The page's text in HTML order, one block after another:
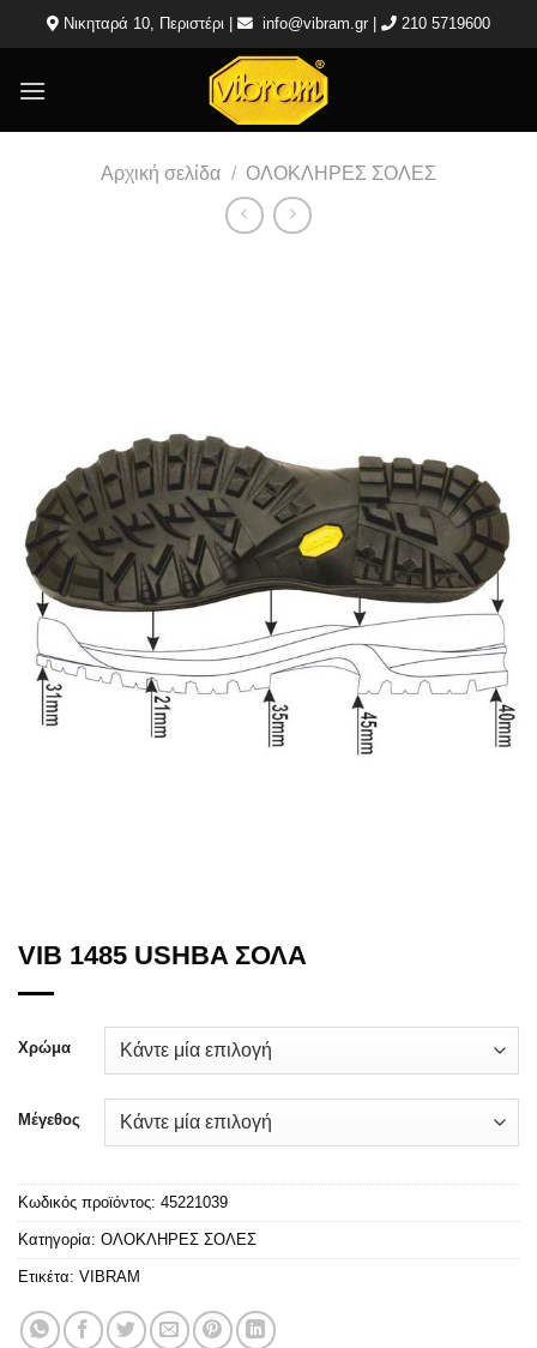
Μετάβαση
στο
Νικηταρά 10, Περιστέρι | info@vibram.gr 210 5719600
Αρχική σελίδα / ΟΛΟΚΛΗΡΕΣ ΣΟΛΕΣ
VIB 1485 USHBA ΣΟΛΑ
Χρώμα
Μέγεθος
Κωδικός προϊόντος: 45221039
Κατηγορία: ΟΛΟΚΛΗΡΕΣ ΣΟΛΕΣ
Ετικέτα: VIBRAM